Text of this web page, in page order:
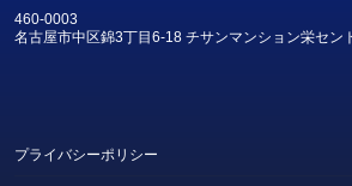
460-0003
名古屋市中区錦3丁目6-18 チサンマンション栄セン
プライバシーポリシー